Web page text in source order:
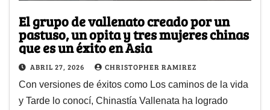
El grupo de vallenato creado por un
pastuso, un opita y tres mujeres chinas
que es un éxito en Asia
ABRIL 27, 2026 CHRISTOPHER RAMIREZ
Con versiones de éxitos como Los caminos de la vida
y Tarde lo conocí, Chinastía Vallenata ha logrado